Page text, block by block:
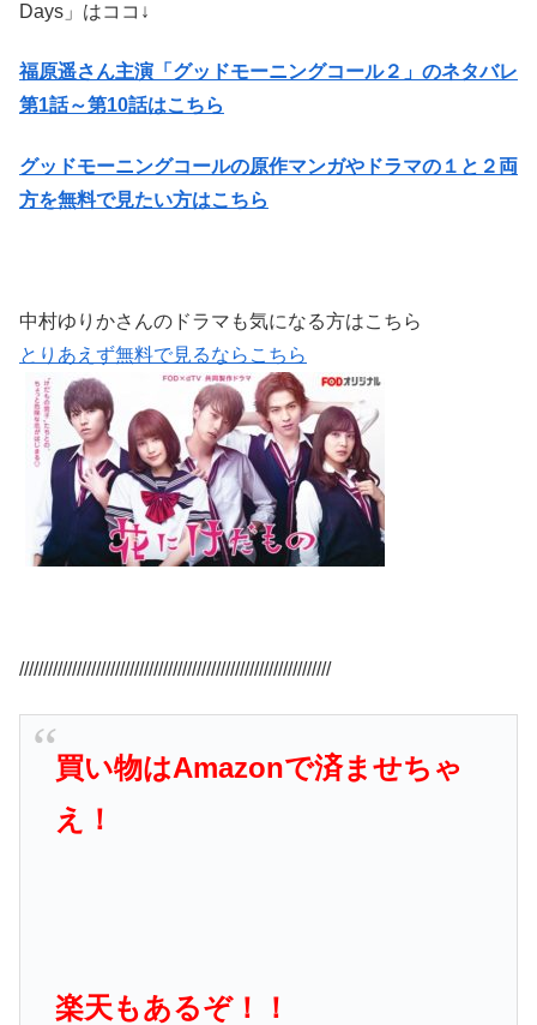
Days」はココ↓
福原遥さん主演「グッドモーニングコール２」のネタバレ
第1話～第10話はこちら
グッドモーニングコールの原作マンガやドラマの１と２両
方を無料で見たい方はこちら
中村ゆりかさんのドラマも気になる方はこちら
とりあえず無料で見るならこちら
/////////////////////////////////////////////////////////////////
買い物はAmazonで済ませちゃ
え！
楽天もあるぞ！！